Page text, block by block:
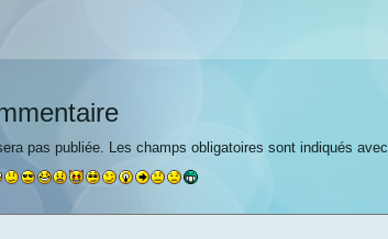
pas publiée. Les champs obligatoires sont indiqués avec